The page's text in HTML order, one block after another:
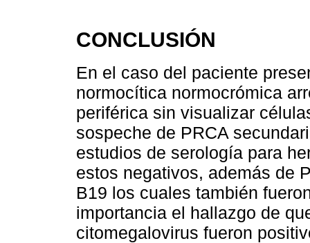
CONCLUSIÓN
En el caso del paciente
normocítica normocrómica
periférica sin visualizar
sospeche de PRCA
estudios de serología para
estos negativos, además de
B19 los cuales también
importancia el hallazgo de
citomegalovirus fueron